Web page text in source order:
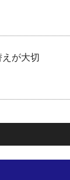
が大切